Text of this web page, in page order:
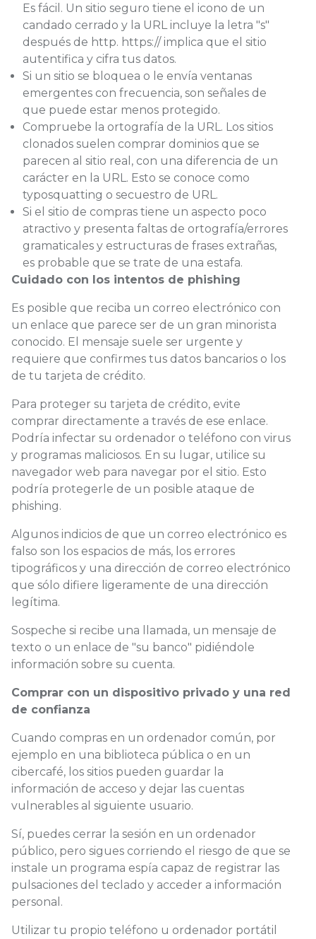
Es fácil. Un sitio seguro tiene el icono de un
candado cerrado y la URL incluye la letra "s"
después de http. https:// implica que el sitio
autentifica y cifra tus datos.
Si un sitio se bloquea o le envía ventanas
emergentes con frecuencia, son señales de
que puede estar menos protegido.
Compruebe la ortografía de la URL. Los sitios
clonados suelen comprar dominios que se
parecen al sitio real, con una diferencia de un
carácter en la URL. Esto se conoce como
typosquatting o secuestro de URL.
Si el sitio de compras tiene un aspecto poco
atractivo y presenta faltas de ortografía/errores
gramaticales y estructuras de frases extrañas,
es probable que se trate de una estafa.
Cuidado con los intentos de phishing
Es posible que reciba un correo electrónico con
un enlace que parece ser de un gran minorista
conocido. El mensaje suele ser urgente y
requiere que confirmes tus datos bancarios o los
de tu tarjeta de crédito.
Para proteger su tarjeta de crédito, evite
comprar directamente a través de ese enlace.
Podría infectar su ordenador o teléfono con virus
y programas maliciosos. En su lugar, utilice su
navegador web para navegar por el sitio. Esto
podría protegerle de un posible ataque de
phishing.
Algunos indicios de que un correo electrónico es
falso son los espacios de más, los errores
tipográficos y una dirección de correo electrónico
que sólo difiere ligeramente de una dirección
legítima.
Sospeche si recibe una llamada, un mensaje de
texto o un enlace de "su banco" pidiéndole
información sobre su cuenta.
Comprar con un dispositivo privado y una red
de confianza
Cuando compras en un ordenador común, por
ejemplo en una biblioteca pública o en un
cibercafé, los sitios pueden guardar la
información de acceso y dejar las cuentas
vulnerables al siguiente usuario.
Sí, puedes cerrar la sesión en un ordenador
público, pero sigues corriendo el riesgo de que se
instale un programa espía capaz de registrar las
pulsaciones del teclado y acceder a información
personal.
Utilizar tu propio teléfono u ordenador portátil